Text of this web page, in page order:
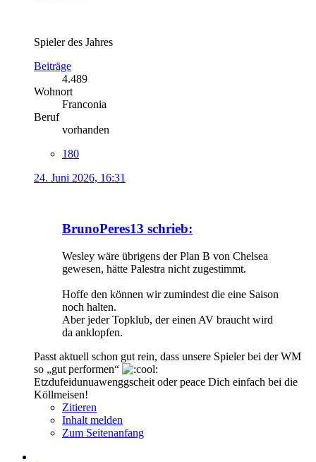
Spieler des Jahres
Beiträge
4.489
Wohnort
Franconia
Beruf
vorhanden
180
24. Juni 2026, 16:31
BrunoPeres13 schrieb:
Wesley wäre übrigens der Plan B von Chelsea
gewesen, hätte Palestra nicht zugestimmt.
Hoffe den können wir zumindest die eine Saison
noch halten.
Aber jeder Topklub, der einen AV braucht wird
da anklopfen.
Passt aktuell schon gut rein, dass unsere Spieler bei der WM
so „gut performen“
Etzdufeidunuawenggscheit oder peace Dich einfach bei die
Köllmeisen!
Zitieren
Inhalt melden
Zum Seitenanfang